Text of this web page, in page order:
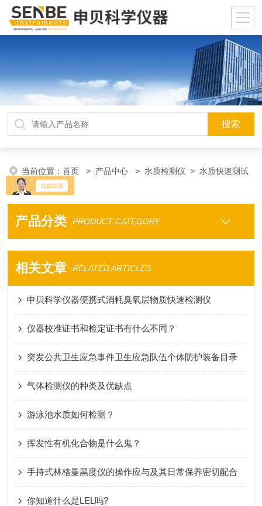
当前位置：首页 > 产品中心 > 水质检测仪 > 水质快速测试
包
产品分类 PRODUCT CATEGORY
相关文章 RELATED ARTICLES
申贝科学仪器便携式消耗臭氧层物质快速检测仪
仪器校准证书和检定证书有什么不同？
突发公共卫生应急事件卫生应急队伍个体防护装备目录
气体检测仪的种类及优缺点
游泳池水质如何检测？
挥发性有机化合物是什么鬼？
手持式林格曼黑度仪的操作应与及其日常保养密切配合
你知道什么是LEL吗?